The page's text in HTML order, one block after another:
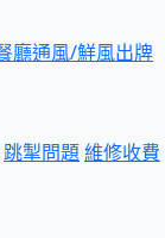
廳通風/鮮風出牌
跳掣問題維修收費